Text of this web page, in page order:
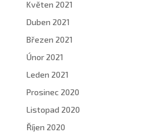
Květen 2021
Duben 2021
Březen 2021
Únor 2021
Leden 2021
Prosinec 2020
Listopad 2020
Říjen 2020